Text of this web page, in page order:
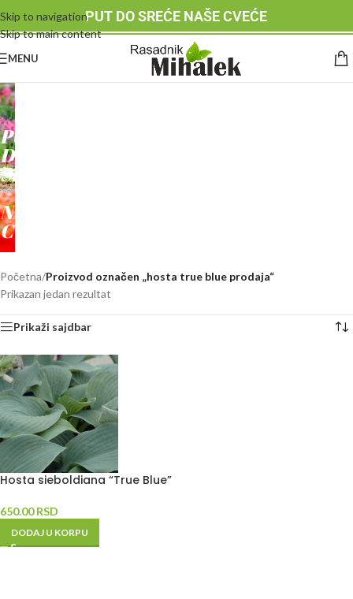
Skip to navigation
Skip to main content
PUT DO SREĆE NAŠE CVEĆE
MENU
RASADNIK
MIHALEK
PUT
DO
SREĆE
-
NAŠE
CVEĆE
Početna/Proizvod označen „hosta true blue prodaja“
Prikazan jedan rezultat
Prikaži sajdbar
Hosta sieboldiana “True Blue”
650.00RSD
DODAJ U KORPU